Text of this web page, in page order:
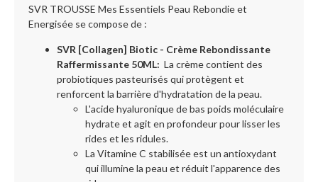
SVR TROUSSE Mes Essentiels Peau Rebondie et
Energisée se compose de :
SVR [Collagen] Biotic - Crème Rebondissante
Raffermissante 50ML: La crème contient des
probiotiques pasteurisés qui protègent et
renforcent la barrière d'hydratation de la peau.
L'acide hyaluronique de bas poids moléculaire
hydrate et agit en profondeur pour lisser les
rides et les ridules.
La Vitamine C stabilisée est un antioxydant
qui illumine la peau et réduit l'apparence des